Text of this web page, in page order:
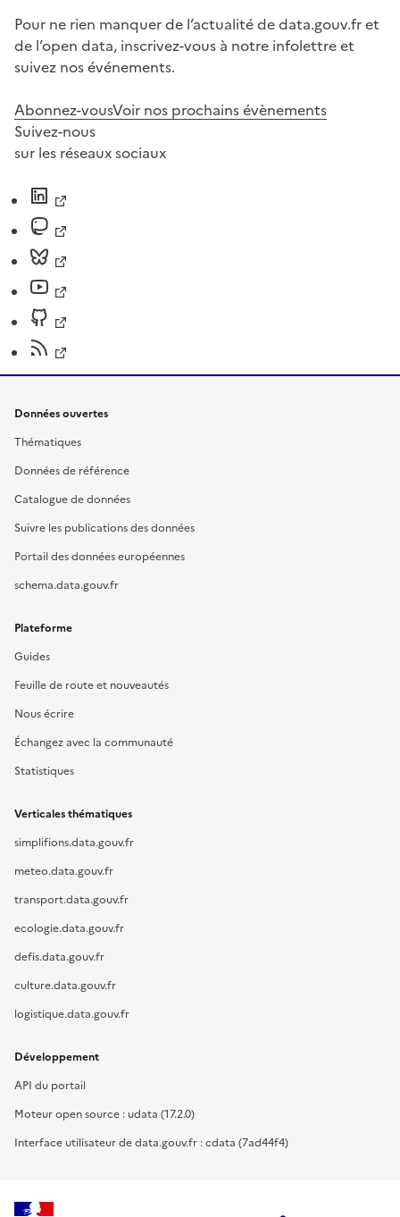
Pour ne rien manquer de l’actualité de data.gouv.fr et
de l’open data, inscrivez-vous à notre infolettre et
suivez nos événements.
Abonnez-vousVoir nos prochains évènements
Suivez-nous
sur les réseaux sociaux
Données ouvertes
Thématiques
Données de référence
Catalogue de données
Suivre les publications des données
Portail des données européennes
schema.data.gouv.fr
Plateforme
Guides
Feuille de route et nouveautés
Nous écrire
Échangez avec la communauté
Statistiques
Verticales thématiques
simplifions.data.gouv.fr
meteo.data.gouv.fr
transport.data.gouv.fr
ecologie.data.gouv.fr
defis.data.gouv.fr
culture.data.gouv.fr
logistique.data.gouv.fr
Développement
API du portail
Moteur open source : udata (17.2.0)
Interface utilisateur de data.gouv.fr : cdata (7ad44f4)